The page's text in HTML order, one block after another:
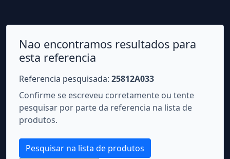
Nao encontramos resultados para
esta referencia
Referencia pesquisada: 25812A033
Confirme se escreveu corretamente ou tente
pesquisar por parte da referencia na lista de
produtos.
Pesquisar na lista de produtos